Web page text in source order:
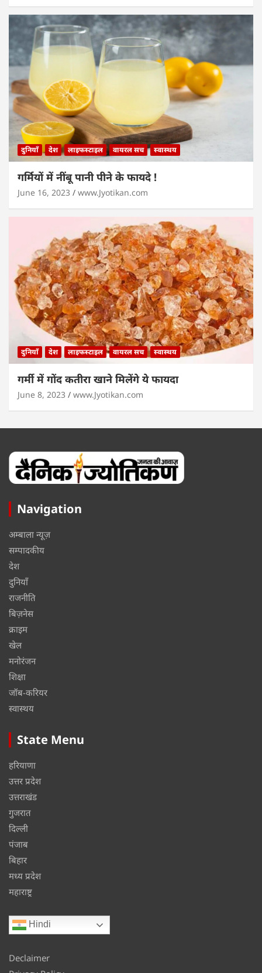
दुनियाँ देश लाइफस्टाइल वायरल सच स्वास्थय
गर्मियों में नींबू पानी पीने के फायदे !
June 16, 2023 www.Jyotikan.com
दुनियाँ देश लाइफस्टाइल वायरल सच स्वास्थय
गर्मी में गोंद कतीरा खाने मिलेंगे ये फायदा
June 8, 2023 www.Jyotikan.com
Navigation
अम्बाला न्यूज़
सम्पादकीय
देश
दुनियाँ
राजनीति
बिज़नेस
क्राइम
खेल
मनोरंजन
शिक्षा
जॉब-करियर
स्वास्थय
State Menu
हरियाणा
उत्तर प्रदेश
उत्तराखंड
गुजरात
दिल्ली
पंजाब
बिहार
मध्य प्रदेश
महाराष्ट्र
Hindi
Declaimer